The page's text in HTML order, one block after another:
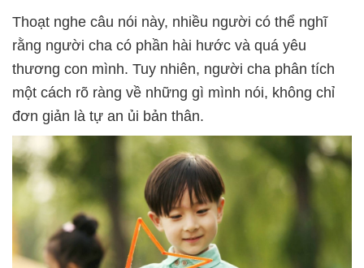
Thoạt nghe câu nói này, nhiều người có thể nghĩ
rằng người cha có phần hài hước và quá yêu
thương con mình. Tuy nhiên, người cha phân tích
một cách rõ ràng về những gì mình nói, không chỉ
đơn giản là tự an ủi bản thân.